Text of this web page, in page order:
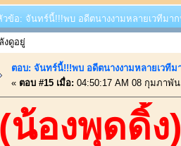
วข้อ: จันทร์นี้!!!พบ อดีตนางงามหลายเวทีมา
งดูอยู่
ตอบ: จันทร์นี้!!!พบ อดีตนางงามหลายเวที
« ตอบ #15 เมื่อ: 04:50:17 AM 08 กุมภาพั
น้องพุดดิ้ง